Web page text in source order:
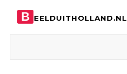
B EELDUITHOLLAND.NL